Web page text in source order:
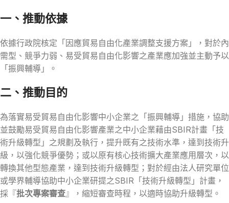
一、推動依據
依據行政院核定「因應貿易自由化產業調整支援方案」，對於內
需型、競爭力弱、易受貿易自由化影響之產業應加強並主動予以
「振興輔導」。
二、推動目的
為落實易受貿易自由化影響中小企業之「振興輔導」措施，協助
並鼓勵易受貿易自由化影響產業之中小企業藉由SBIR計畫「技
術升級轉型」之規劃及執行，提升既有之技術水準，達到技術升
級，以強化競爭優勢；或以原有核心技術擴大產業應用層次，以
轉換其他型態產業，達到技術升級轉型；對於經由法人研究單位
或學界輔導協助中小企業研提之SBIR「技術升級轉型」計畫，
採『批次專案審查』，縮短審查時程，以適時協助升級轉型。